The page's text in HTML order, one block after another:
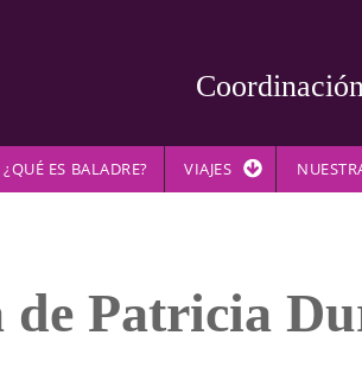
¿QUÉ ES BALADRE? VIAJES
de Patricia